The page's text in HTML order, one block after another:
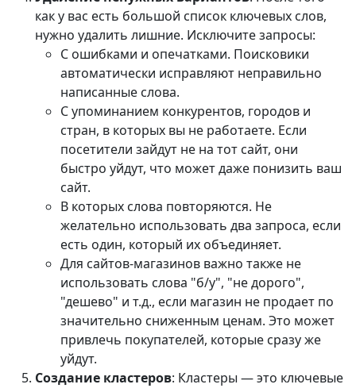
как у вас есть большой список ключевых слов,
нужно удалить лишние. Исключите запросы:
С ошибками и опечатками. Поисковики
автоматически исправляют неправильно
написанные слова.
С упоминанием конкурентов, городов и
стран, в которых вы не работаете. Если
посетители зайдут не на тот сайт, они
быстро уйдут, что может даже понизить ваш
сайт.
В которых слова повторяются. Не
желательно использовать два запроса, если
есть один, который их объединяет.
Для сайтов-магазинов важно также не
использовать слова "б/у", "не дорого",
"дешево" и т.д., если магазин не продает по
значительно сниженным ценам. Это может
привлечь покупателей, которые сразу же
уйдут.
Создание кластеров: Кластеры — это ключевые